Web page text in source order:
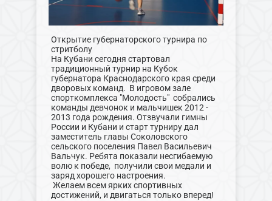
Открытие губернаторского турнира по
стритболу
На Кубани сегодня стартовал
традиционный турнир на Кубок
губернатора Краснодарского края среди
дворовых команд. В игровом зале
спорткомплекса "Молодость" собрались
команды девчонок и мальчишек 2012 -
2013 года рождения. Отзвучали гимны
России и Кубани и старт турниру дал
заместитель главы Соколовского
сельского поселения Павел Васильевич
Вальчук. Ребята показали несгибаемую
волю к победе, получили свои медали и
заряд хорошего настроения.
Желаем всем ярких спортивных
достижений, и двигаться только вперед!